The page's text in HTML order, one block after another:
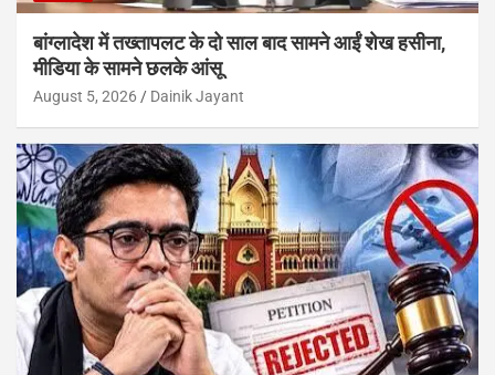
बांग्लादेश में तख्तापलट के दो साल बाद सामने आईं शेख हसीना,
मीडिया के सामने छलके आंसू
August 5, 2026 Dainik Jayant